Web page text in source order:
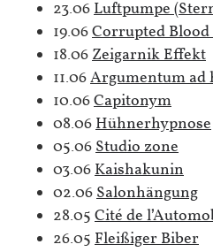
23.06Luftpumpe
19.06Corrupted
18.06Zeigarnik Effekt
11.06Argumentum ad
10.06Capitonym
08.06Hühnerhypnose
05.06Studio zone
03.06Kaishakunin
02.06Salonhängung
28.05 Cité de
26.05 Fleißiger Biber